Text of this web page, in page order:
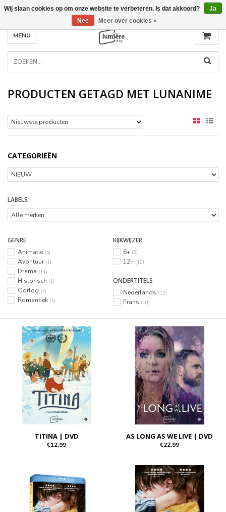
MENU
PRODUCTEN GETAGD MET LUNANIME
CATEGORIEËN
LABELS
GENRE
Animatie (4)
Avontuur (1)
Drama (11)
Historisch (1)
Oorlog (2)
Romantiek (1)
KIJKWIJZER
6+ (2)
12+ (10)
ONDERTITELS
Nederlands (12)
Frans (10)
TITINA | DVD
€12,99
AS LONG AS WE LIVE | DVD
€22,99
Wij slaan cookies op om onze website te verbeteren. Is dat akkoord?
Ja
Nee
Meer over cookies »